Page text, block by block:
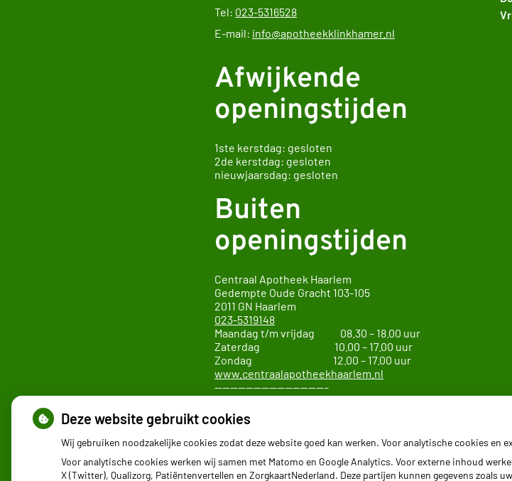
Tel: 023-5316528
E-mail: info@apotheekklinkhamer.nl
Afwijkende
openingstijden
1ste kerstdag: gesloten
2de kerstdag: gesloten
nieuwjaarsdag: gesloten
Buiten
openingstijden
Centraal Apotheek Haarlem
Gedempte Oude Gracht 103-105
2011 GN Haarlem
023-5319148
Maandag t/m vrijdag 08.30 – 18.00 uur
Zaterdag 10.00 – 17.00 uur
Zondag 12.00 – 17.00 uur
www.centraalapotheekhaarlem.nl
——————————————–
Boerhaavelaan 22
2035 RC Haarlem
023-5456421
Deze website gebruikt cookies
Wij gebruiken noodzakelijke cookies zodat deze website goed kan werken. Voor analytische cookies en
Voor analytische cookies werken wij samen met Matomo en Google Analytics. Voor externe inhoud
X (Twitter), Qualizorg, Patiëntenvertellen en ZorgkaartNederland. Deze partijen kunnen gegevens zoals